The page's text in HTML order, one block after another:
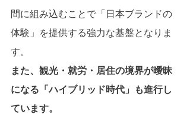
間に組み込むことで「日本ブランドの
体験」を提供する強力な基盤となりま
す。
また、観光・就労・居住の境界が曖昧
になる「ハイブリッド時代」も進行し
ています。